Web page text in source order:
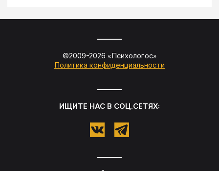
©2009-2026 «Психологос»
Политика конфиденциальности
ИЩИТЕ НАС В СОЦ.СЕТЯХ: